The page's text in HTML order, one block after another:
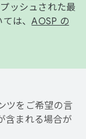
ッシュされた最
ては、AOSP の
ツをご希望の言
含まれる場合が